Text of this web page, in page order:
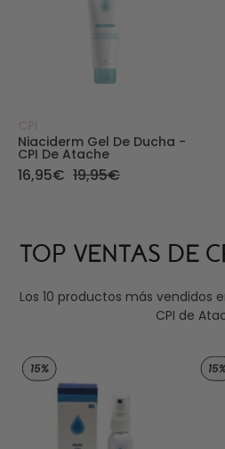
Niaciderm Gel De Ducha -
CPI De Atache
16,95€ 19,95€
TOP VENTAS DE
Los 10 productos más vendidos
CPI de
MbM Estimulador
15%